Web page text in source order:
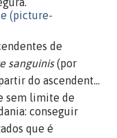
permanente
como "Green
5.
Advogados” do
Escritório foi
escritórios de
de
sanguinis(por
do ascendente
sem limite de
conseguir
que é